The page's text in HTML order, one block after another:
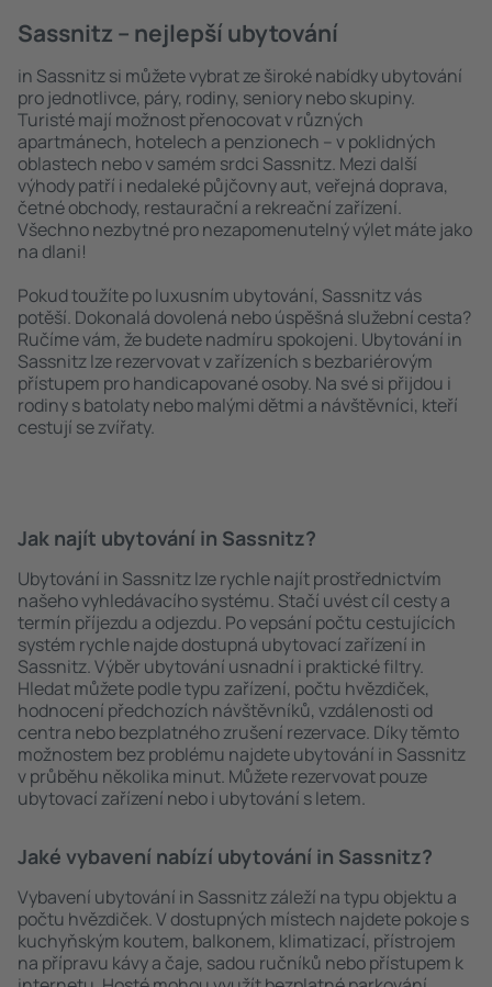
Sassnitz – nejlepší ubytování
in Sassnitz si můžete vybrat ze široké nabídky ubytování
pro jednotlivce, páry, rodiny, seniory nebo skupiny.
Turisté mají možnost přenocovat v různých
apartmánech, hotelech a penzionech – v poklidných
oblastech nebo v samém srdci Sassnitz. Mezi další
výhody patří i nedaleké půjčovny aut, veřejná doprava,
četné obchody, restaurační a rekreační zařízení.
Všechno nezbytné pro nezapomenutelný výlet máte jako
na dlani!
Pokud toužíte po luxusním ubytování, Sassnitz vás
potěší. Dokonalá dovolená nebo úspěšná služební cesta?
Ručíme vám, že budete nadmíru spokojeni. Ubytování in
Sassnitz lze rezervovat v zařízeních s bezbariérovým
přístupem pro handicapované osoby. Na své si přijdou i
rodiny s batolaty nebo malými dětmi a návštěvníci, kteří
cestují se zvířaty.
Jak najít ubytování in Sassnitz?
Ubytování in Sassnitz lze rychle najít prostřednictvím
našeho vyhledávacího systému. Stačí uvést cíl cesty a
termín příjezdu a odjezdu. Po vepsání počtu cestujících
systém rychle najde dostupná ubytovací zařízení in
Sassnitz. Výběr ubytování usnadní i praktické filtry.
Hledat můžete podle typu zařízení, počtu hvězdiček,
hodnocení předchozích návštěvníků, vzdálenosti od
centra nebo bezplatného zrušení rezervace. Díky těmto
možnostem bez problému najdete ubytování in Sassnitz
v průběhu několika minut. Můžete rezervovat pouze
ubytovací zařízení nebo i ubytování s letem.
Jaké vybavení nabízí ubytování in Sassnitz?
Vybavení ubytování in Sassnitz záleží na typu objektu a
počtu hvězdiček. V dostupných místech najdete pokoje s
kuchyňským koutem, balkonem, klimatizací, přístrojem
na přípravu kávy a čaje, sadou ručníků nebo přístupem k